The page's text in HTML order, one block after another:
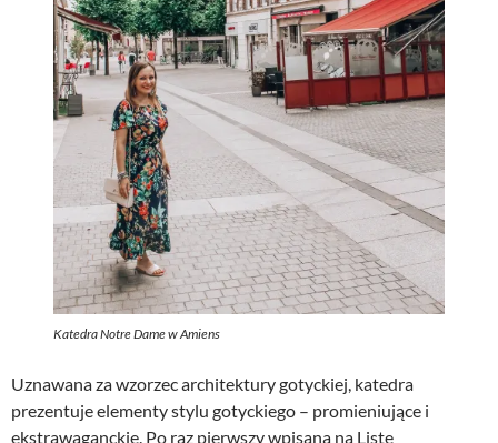
Katedra Notre Dame w Amiens
Uznawana za wzorzec architektury gotyckiej, katedra
prezentuje elementy stylu gotyckiego – promieniujące i
ekstrawaganckie. Po raz pierwszy wpisana na Listę